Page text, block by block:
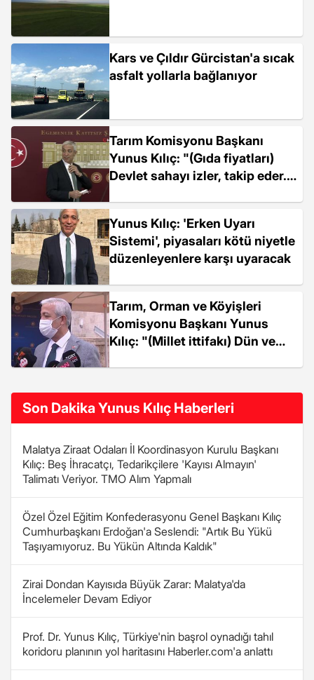
Kars ve Çıldır Gürcistan'a sıcak
asfalt yollarla bağlanıyor
Tarım Komisyonu Başkanı
Yunus Kılıç: "(Gıda fiyatları)
Devlet sahayı izler, takip eder.
Yunus Kılıç: 'Erken Uyarı
Sistemi', piyasaları kötü niyetle
düzenleyenlere karşı uyaracak
Tarım, Orman ve Köyişleri
Komisyonu Başkanı Yunus
Kılıç: "(Millet ittifakı) Dün ve
bir...
Son Dakika Yunus Kılıç Haberleri
Malatya Ziraat Odaları İl Koordinasyon Kurulu Başkanı
Kılıç: Beş İhracatçı, Tedarikçilere 'Kayısı Almayın'
Talimatı Veriyor. TMO Alım Yapmalı
Özel Özel Eğitim Konfederasyonu Genel Başkanı Kılıç
Cumhurbaşkanı Erdoğan'a Seslendi: "Artık Bu Yükü
Taşıyamıyoruz. Bu Yükün Altında Kaldık"
Zirai Dondan Kayısıda Büyük Zarar: Malatya'da
İncelemeler Devam Ediyor
Prof. Dr. Yunus Kılıç, Türkiye'nin başrol oynadığı tahıl
koridoru planının yol haritasını Haberler.com'a anlattı